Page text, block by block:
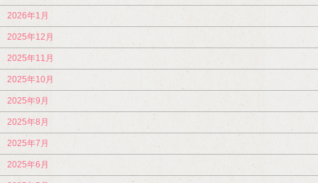
2026年1月
2025年12月
2025年11月
2025年10月
2025年9月
2025年8月
2025年7月
2025年6月